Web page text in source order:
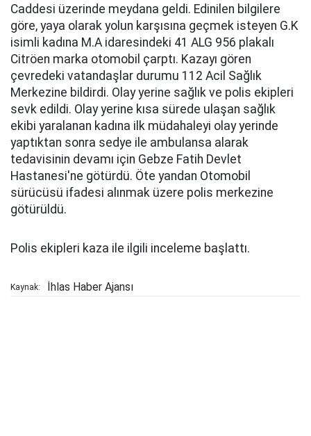
Caddesi üzerinde meydana geldi. Edinilen bilgilere
göre, yaya olarak yolun karşısına geçmek isteyen G.K
isimli kadına M.A idaresindeki 41 ALG 956 plakalı
Citröen marka otomobil çarptı. Kazayı gören
çevredeki vatandaşlar durumu 112 Acil Sağlık
Merkezine bildirdi. Olay yerine sağlık ve polis ekipleri
sevk edildi. Olay yerine kısa sürede ulaşan sağlık
ekibi yaralanan kadına ilk müdahaleyi olay yerinde
yaptıktan sonra sedye ile ambulansa alarak
tedavisinin devamı için Gebze Fatih Devlet
Hastanesi'ne götürdü. Öte yandan Otomobil
sürücüsü ifadesi alınmak üzere polis merkezine
götürüldü.
Polis ekipleri kaza ile ilgili inceleme başlattı.
Kaynak: İhlas Haber Ajansı